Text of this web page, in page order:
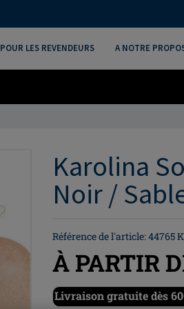
POUR LES REVENDEURS A NOTRE
Karolina
Noir /
Référence de l'article: 44765
À PARTIR
Livraison gratuite dès